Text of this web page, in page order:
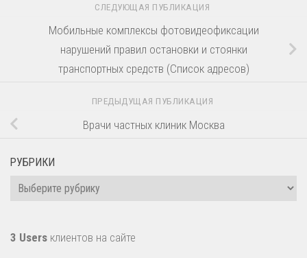
СЛЕДУЮЩАЯ ПУБЛИКАЦИЯ
Мобильные комплексы фотовидеофиксации
нарушений правил остановки и стоянки
транспортных средств (Список адресов)
ПРЕДЫДУЩАЯ ПУБЛИКАЦИЯ
Врачи частных клиник Москва
РУБРИКИ
Рубрики
3 Users клиентов на сайте